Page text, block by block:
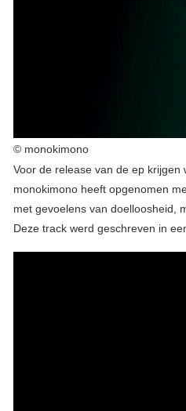
© monokimono
Voor de release van de ep
monokimono heeft opgenomen
met gevoelens van doelloosheid,
Deze track werd geschreven in